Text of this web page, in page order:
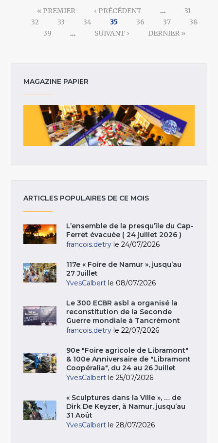
« PREMIER ‹ PRÉCÉDENT …
31
32
33 34 35 36 37
38
39
… SUIVANT › DERNIER »
MAGAZINE PAPIER
ARTICLES POPULAIRES DE CE MOIS
L’ensemble de la presqu’île du Cap-
Ferret évacuée ( 24 juillet 2026 )
francois.detry le 24/07/2026
117e « Foire de Namur », jusqu’au
27 Juillet
YvesCalbert le 08/07/2026
Le 300 ECBR asbl a organisé la
reconstitution de la Seconde
Guerre mondiale à Tancrémont
francois.detry le 22/07/2026
90e "Foire agricole de Libramont"
& 100e Anniversaire de "Libramont
Coopéralia", du 24 au 26 Juillet
YvesCalbert le 25/07/2026
« Sculptures dans la Ville », … de
Dirk De Keyzer, à Namur, jusqu’au
31 Août
YvesCalbert le 28/07/2026